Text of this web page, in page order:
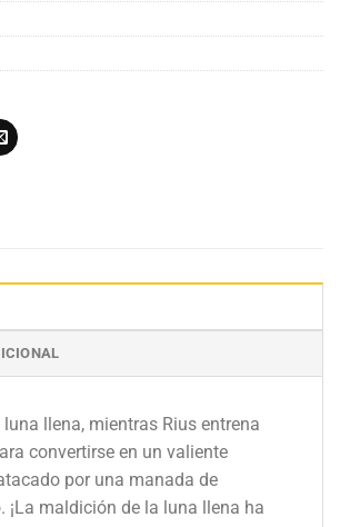
luna llena, mientras Rius entrena
convertirse en un valiente
por una manada de
¡La maldición de la luna llena ha